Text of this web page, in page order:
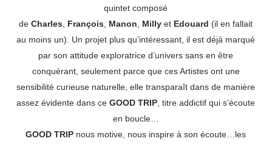
quintet composé
deCharles François Manon Millyet Edouard (il en fallait
au moins un). Un projet plus qu’intéressant, il est déjà marqué
par son attitude exploratrice d’univers sans en être
conquérant, seulement parce que ces Artistes ont une
sensibilité curieuse naturelle, elle transparaît dans de manière
assez évidente dans ceGOOD TRIP , titre addictif qui s’écoute
en boucle…
GOOD TRIP nous motive, nous inspire à son écoute…les